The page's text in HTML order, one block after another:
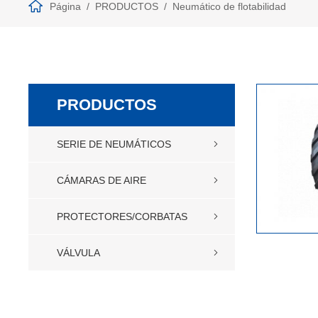
Página PRODUCTOS Neumático de flotabilidad
PRODUCTOS
SERIE DE NEUMÁTICOS
CÁMARAS DE AIRE
PROTECTORES/CORBATAS
VÁLVULA